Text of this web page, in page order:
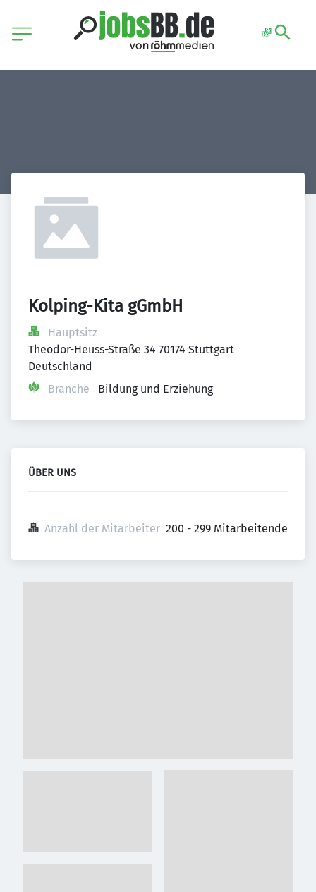
Kolping-Kita gGmbH
Hauptsitz
Theodor-Heuss-Straße 34 70174 Stuttgart
Deutschland
Branche
Bildung und Erziehung
ÜBER UNS
Anzahl der Mitarbeiter 200 - 299 Mitarbeitende